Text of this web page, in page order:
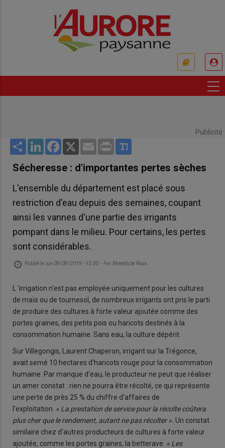
Publicité
Share LinkedInFacebook
X Email Print
Sécheresse : d'importantes pertes sèches
L'ensemble du département est placé sous
restriction d'eau depuis des semaines, coupant
ainsi les vannes d'une partie des irrigants
pompant dans le milieu. Pour certains, les pertes
sont considérables.
Publié le lun 09/09/2019 - 12:00 - Par Bénédicte Roux
L 'irrigation n'est pas employée uniquement pour les cultures
de maïs ou de tournesol, de nombreux irrigants ont pris le parti
de produire des cultures à forte valeur ajoutée comme des
portes graines, des petits pois ou haricots destinés à la
consommation humaine. Sans eau, la culture dépérit.
Sur Villegongis, Laurent Chaperon, irrigant sur la Trégonce,
avait semé 10 hectares d'haricots rouge pour la consommation
humaine. Par manque d'eau, le producteur ne peut que réaliser
un amer constat : rien ne pourra être récolté, ce qui représente
une perte de près 25 % du chiffre d'affaires de
l'exploitation. « La prestation de service pour la récolte coûtera
plus cher que le rendement, autant ne pas récolter ». Un constat
similaire chez d'autres producteurs de cultures à forte valeur
ajoutée, comme les portes graines, la betterave. « Les